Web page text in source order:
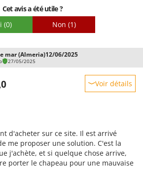
vous proposer une solution rapide
donc récupéré l'article et vous en
Nous vous remercions de votre
manière satisfaisante et efficace.
AgriEuro.es.
Cet avis a été utile ?
(0) Non (1)
mar (Almeria)12/06/2025
27/05/2025
Voir détails
d'acheter sur ce site. Il est arrivé
me proposer une solution. C'est la
j'achète, et si quelque chose arrive,
porter le chapeau pour une mauvaise